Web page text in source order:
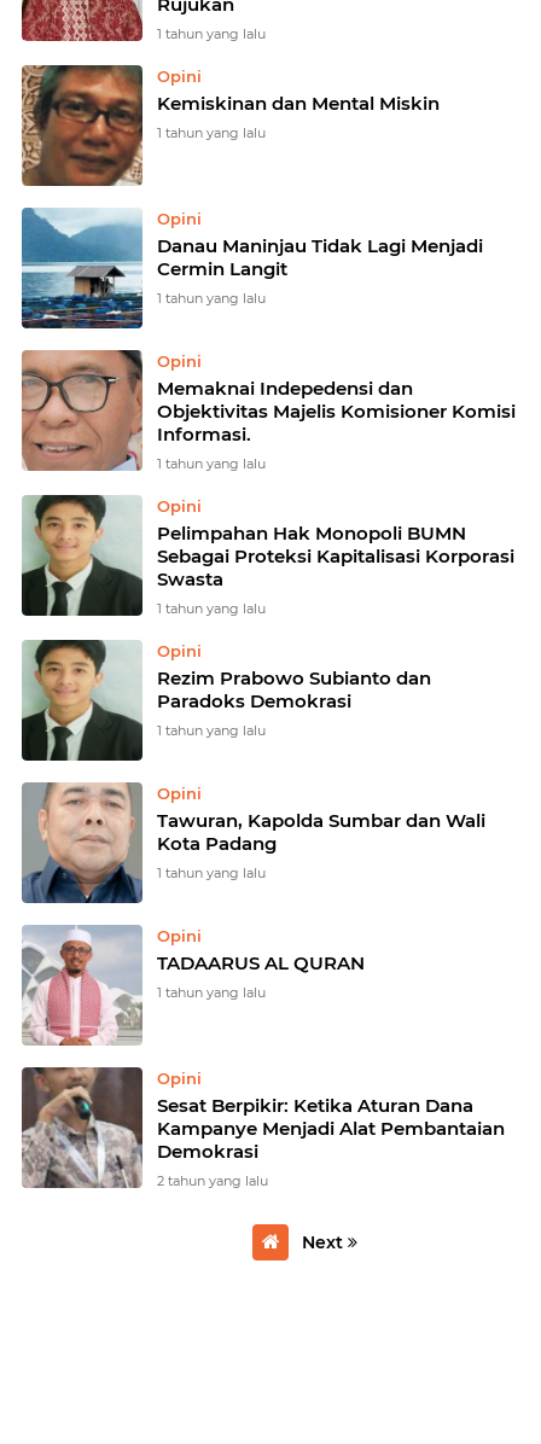
1 tahun yang lalu
Opini
Kemiskinan dan Mental Miskin
1 tahun yang lalu
Opini
Danau Maninjau Tidak Lagi Menjadi
Cermin Langit
1 tahun yang lalu
Opini
Memaknai Indepedensi dan
Objektivitas Majelis Komisioner Komisi
Informasi.
1 tahun yang lalu
Opini
Pelimpahan Hak Monopoli BUMN
Sebagai Proteksi Kapitalisasi Korporasi
Swasta
1 tahun yang lalu
Opini
Rezim Prabowo Subianto dan
Paradoks Demokrasi
1 tahun yang lalu
Opini
Tawuran, Kapolda Sumbar dan Wali
Kota Padang
1 tahun yang lalu
Opini
TADAARUS AL QURAN
1 tahun yang lalu
Opini
Sesat Berpikir: Ketika Aturan Dana
Kampanye Menjadi Alat Pembantaian
Demokrasi
2 tahun yang lalu
Next